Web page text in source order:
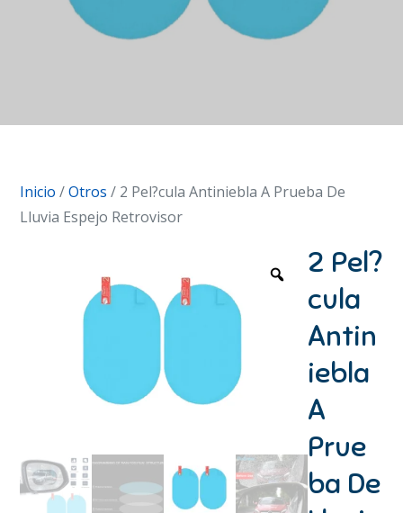
Inicio /Otros / 2 Pel?cula Antiniebla A Prueba De
Lluvia Espejo Retrovisor
2 Pel?
cula
Antin
iebla
A
Prue
ba De